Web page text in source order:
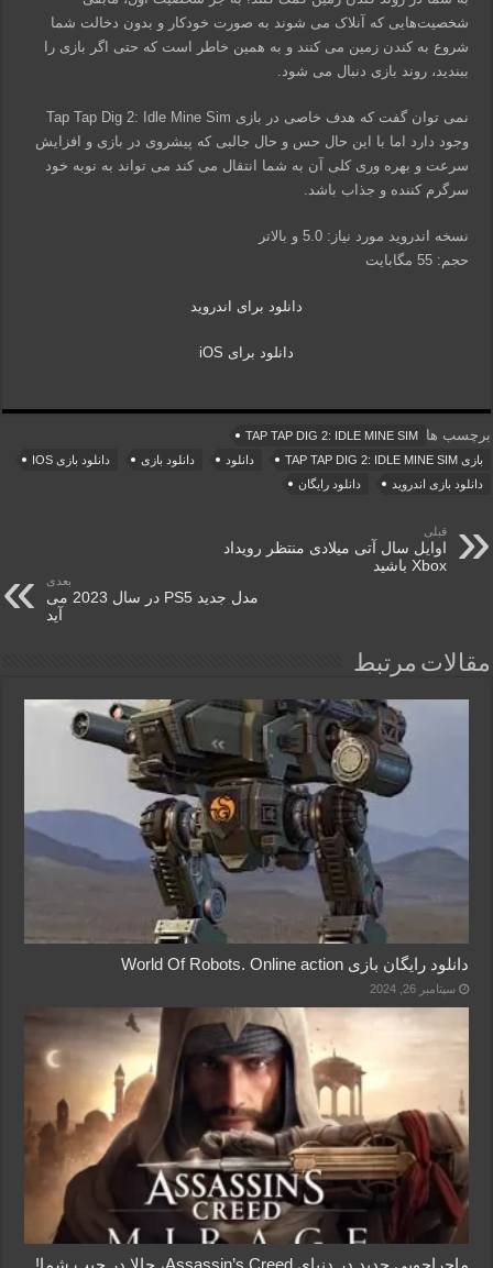
شخصیت‌هایی که آنلاک می شوند به صورت خودکار و بدون دخالت شما
شروع به کندن زمین می کنند و به همین خاطر است که حتی اگر بازی را
ببندید، روند بازی دنبال می شود.
نمی توان گفت که هدف خاصی در بازی Tap Tap Dig 2: Idle Mine Sim
وجود دارد اما با این حال حس و حال جالبی که پیشروی در بازی و افزایش
سرعت و بهره وری کلی آن به شما انتقال می کند می تواند به نوبه خود
سرگرم کننده و جذاب باشد.
نسخه اندروید مورد نیاز: 5.0 و بالاتر
حجم: 55 مگابایت
دانلود برای اندروید
دانلود برای iOS
برچسب ها
TAP TAP DIG 2: IDLE MINE SIM
بازی TAP TAP DIG 2: IDLE MINE SIM
دانلود دانلود بازی
دانلود بازی IOS
دانلود بازی اندروید
دانلود رایگان
قبلی
اوایل سال آتی میلادی منتظر رویداد
Xbox باشید
بعدی
مدل جدید PS5 در سال 2023 می
آید
مقالات مرتبط
دانلود رایگان بازی World Of Robots. Online action
سپتامبر 26, 2024